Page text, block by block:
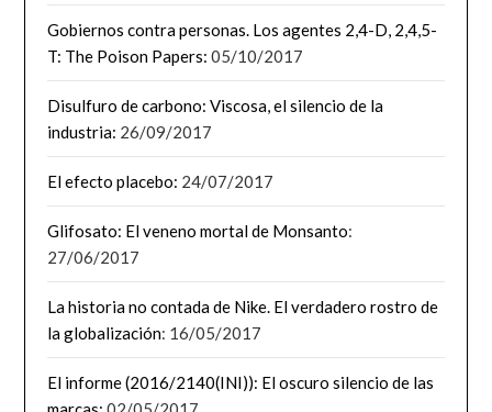
Gobiernos contra personas. Los agentes 2,4-D, 2,4,5-
T: The Poison Papers: 05/10/2017
Disulfuro de carbono: Viscosa, el silencio de la
industria: 26/09/2017
El efecto placebo: 24/07/2017
Glifosato: El veneno mortal de Monsanto:
27/06/2017
La historia no contada de Nike. El verdadero rostro de
la globalización: 16/05/2017
El informe (2016/2140(INI)): El oscuro silencio de las